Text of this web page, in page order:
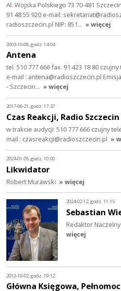
Al. Wojska Polskiego 73 70-481
91 48 55 920 e-mail:
radioszczecin.pl NIP: 851… » więcej
2003-10-08, godz. 14:04
Antena
tel. 510 777 666 fax. 91 423 18 80
e-mail : antena@radioszczecin.pl
- Szczecin… » więcej
2017-06-21, godz. 17:37
Czas Reakcji, Radio
w trakcie audycji: 510 777 666 czujny
mail : czasreakcji@radioszczecin.pl »
2024-01-05, godz. 10:00
Likwidator
Robert Murawski » więcej
2024-02-12, godz. 11:15
Sebastian
Redaktor
więcej
2012-10-02, godz. 19:12
Główna Księgowa,